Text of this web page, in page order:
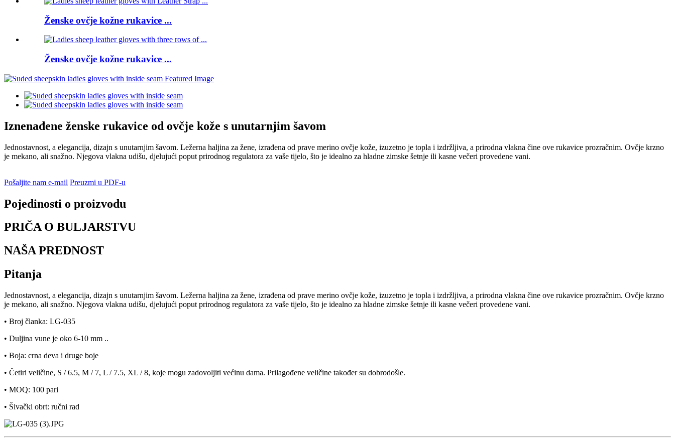
Ženske ovčje kožne rukavice ...
Ženske ovčje kožne rukavice ...
Iznenađene ženske rukavice od ovčje kože s unutarnjim šavom
Jednostavnost, a elegancija, dizajn s unutarnjim šavom. Ležerna haljina za žene, izrađena od prave merino ovčje kože, izuzetno je topla i izdržljiva, a prirodna vlakna čine ove rukavice prozračnim. Ovčje krzno
je mekano, ali snažno. Njegova vlakna udišu, djelujući poput prirodnog regulatora za vaše tijelo, što je idealno za hladne zimske šetnje ili kasne večeri provedene vani.
Pošaljite nam e-mail Preuzmi u PDF-u
Pojedinosti o proizvodu
PRIČA O BULJARSTVU
NAŠA PREDNOST
Pitanja
Jednostavnost, a elegancija, dizajn s unutarnjim šavom. Ležerna haljina za žene, izrađena od prave merino ovčje kože, izuzetno je topla i izdržljiva, a prirodna vlakna čine ove rukavice prozračnim. Ovčje krzno
je mekano, ali snažno. Njegova vlakna udišu, djelujući poput prirodnog regulatora za vaše tijelo, što je idealno za hladne zimske šetnje ili kasne večeri provedene vani.
• Broj članka: LG-035
• Duljina vune je oko 6-10 mm ..
• Boja: crna deva i druge boje
• Četiri veličine, S / 6.5, M / 7, L / 7.5, XL / 8, koje mogu zadovoljiti većinu dama. Prilagođene veličine također su dobrodošle.
• MOQ: 100 pari
• Šivački obrt: ručni rad